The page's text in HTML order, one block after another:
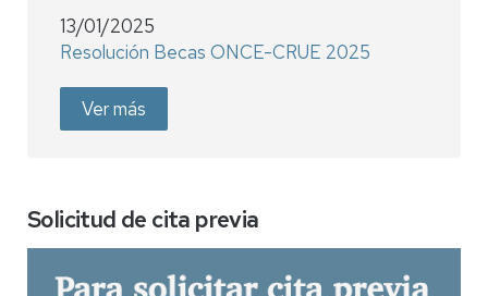
13/01/2025
Resolución Becas ONCE-CRUE 2025
Ver más
Solicitud de cita previa